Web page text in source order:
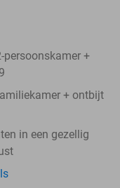
persoonskamer +
+ ontbijt
in een gezellig